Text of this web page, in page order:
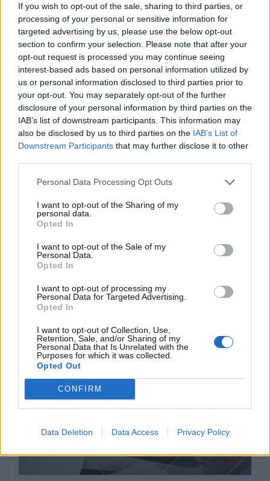
If you wish to opt-out of the sale, sharing to third parties, or
processing of your personal or sensitive information for
targeted advertising by us, please use the below opt-out
section to confirm your selection. Please note that after your
opt-out request is processed you may continue seeing
interest-based ads based on personal information utilized by
us or personal information disclosed to third parties prior to
your opt-out. You may separately opt-out of the further
disclosure of your personal information by third parties on the
IAB’s list of downstream participants. This information may
also be disclosed by us to third parties on the IAB’s List of
Downstream Participants that may further disclose it to other
Personal Data Processing Opt Outs
I want to opt-out of the Sharing of my
personal data.
Opted In
I want to opt-out of the Sale of my
Personal Data.
Opted In
I want to opt-out of processing my
Personal Data for Targeted Advertising.
Opted In
I want to opt-out of Collection, Use,
Retention, Sale, and/or Sharing of my
Personal Data that Is Unrelated with the
Purposes for which it was collected.
Opted Out
CONFIRM
Data Deletion Data Access Privacy Policy
lavoro nell’ultimo periodo per risolvere in modo
celere questo malfunzionamento con la
connessione wireless. Tutto sembrerebbe ora
essere tornato in regola. Ecco tutto quello che c’è da
sapere in merito.
Problemi con Android Auto:
tutto sembrerebbe essersi
risolto grazie all’intervento di
Google
La data di rilascio del nuovo aggiornamento messo
in atto da Google
non c’è ancora. La notizia che,
però, dovrebbe rassicurare tutti quanti riguarda il
fatto che tutto sembrerebbe essersi risolto proprio
grazie a tale aggiornamento. Alcuni utenti sono già
riusciti a beneficiare di questo aggiornamento e
hanno ribadito il fatto di aver risolto tutti i problemi
Android Auto.